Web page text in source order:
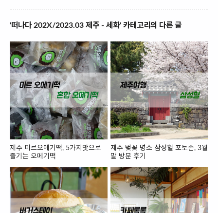
'떠나다 202X/2023.03 제주 - 세화' 카테고리의 다른 글
제주 미르오메기떡, 5가지맛으로
즐기는 오메기떡
제주 벚꽃 명소 삼성혈 포토존, 3월
말 방문 후기